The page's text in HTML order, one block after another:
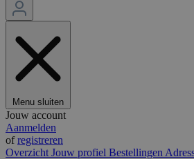
Menu sluiten
Jouw account
Aanmelden
ofregistreren
Overzicht Jouw profiel Bestellingen